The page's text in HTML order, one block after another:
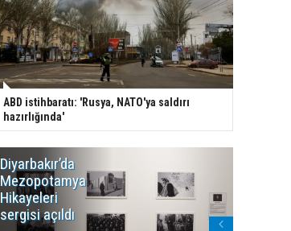
ABD istihbaratı: 'Rusya, NATO'ya saldırı
hazırlığında'
Diyarbakır’da
Mezopotamya
Hikayeleri
sergisi açıldı